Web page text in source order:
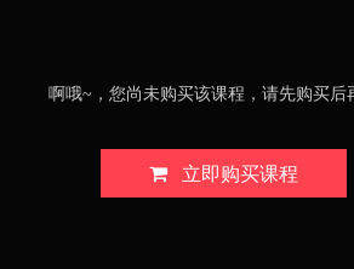
啊哦~，您尚未购买该课程，请先购买后
立即购买课程